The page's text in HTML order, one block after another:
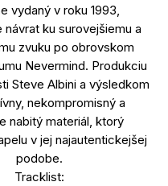
vydaný v roku 1993,
návrat ku surovejšiemu a
zvuku po obrovskom
Nevermind. Produkciu
Steve Albini a výsledkom
nekompromisný a
nabitý materiál, ktorý
v jej najautentickejšej
podobe.
Tracklist: